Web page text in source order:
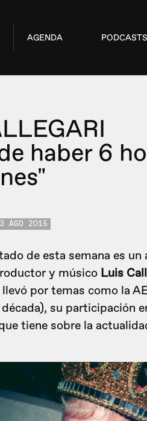
AGENDA PODCASTS
haber 6
AGO 2015
de esta semana es
y músico Luis
por temas como la
década), su participación
tiene sobre la